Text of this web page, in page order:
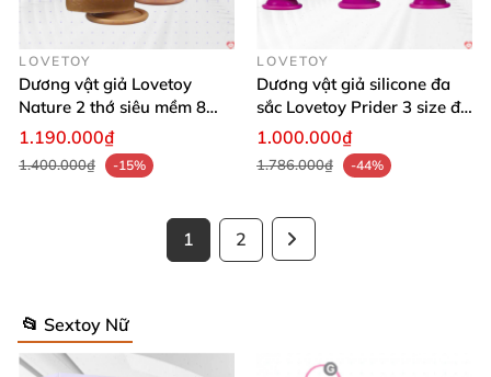
LOVETOY
Dương vật giả Lovetoy
Nature 2 thớ siêu mềm 8
inch thật
1.190.000₫
1.400.000₫ -15%
LOVETOY
Dương vật giả silicone đa
sắc Lovetoy Prider 3 size đa
năng
1.000.000₫
1.786.000₫ -44%
1 2
📂 Sextoy Nữ